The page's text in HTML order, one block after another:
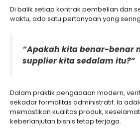
Di balik setiap kontrak pembelian dan
waktu, ada satu pertanyaan yang
“Apakah kita benar-benar
supplier kita sedalam itu?”
Dalam praktik pengadaan modern,
sekadar formalitas administratif. Ia
memastikan kualitas produk,
keberlanjutan bisnis tetap terjaga.